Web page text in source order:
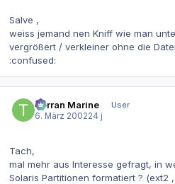
Salve ,
weiss jemand nen Kniff wie man
vergrößert / verkleiner ohne die
:confused:
Terran Marine
User
6. März 200224 j
Tach,
mal mehr aus Interesse gefragt, in
Solaris Partitionen formatiert ? (ext2